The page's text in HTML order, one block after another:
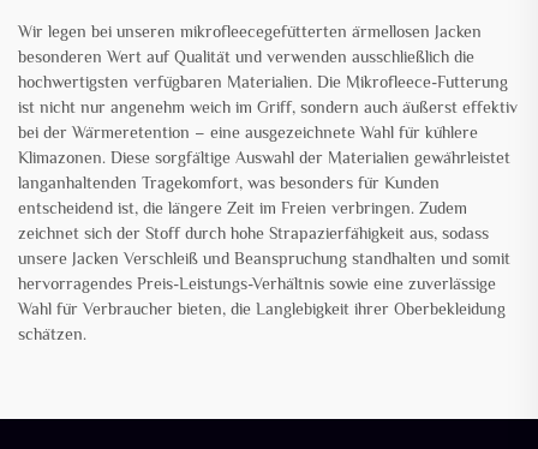
Wir legen bei unseren mikrofleecegefütterten ärmellosen Jacken
besonderen Wert auf Qualität und verwenden ausschließlich die
hochwertigsten verfügbaren Materialien. Die Mikrofleece-Futterung
ist nicht nur angenehm weich im Griff, sondern auch äußerst effektiv
bei der Wärmeretention – eine ausgezeichnete Wahl für kühlere
Klimazonen. Diese sorgfältige Auswahl der Materialien gewährleistet
langanhaltenden Tragekomfort, was besonders für Kunden
entscheidend ist, die längere Zeit im Freien verbringen. Zudem
zeichnet sich der Stoff durch hohe Strapazierfähigkeit aus, sodass
unsere Jacken Verschleiß und Beanspruchung standhalten und somit
hervorragendes Preis-Leistungs-Verhältnis sowie eine zuverlässige
Wahl für Verbraucher bieten, die Langlebigkeit ihrer Oberbekleidung
schätzen.